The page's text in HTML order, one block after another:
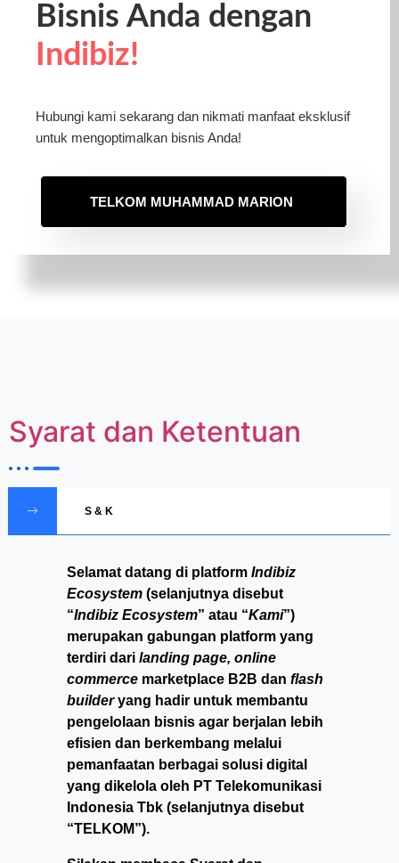
Bisnis Anda dengan
Indibiz!
Hubungi kami sekarang dan nikmati manfaat eksklusif
untuk mengoptimalkan bisnis Anda!
TELKOM MUHAMMAD MARION
Syarat dan Ketentuan
S & K
Selamat datang di platform Indibiz
Ecosystem (selanjutnya disebut
“Indibiz Ecosystem” atau “Kami”)
merupakan gabungan platform yang
terdiri dari landing page, online
commerce marketplace B2B dan flash
builderyang hadir untuk membantu
pengelolaan bisnis agar berjalan lebih
efisien dan berkembang melalui
pemanfaatan berbagai solusi digital
yang dikelola oleh PT Telekomunikasi
Indonesia Tbk (selanjutnya disebut
“TELKOM”).